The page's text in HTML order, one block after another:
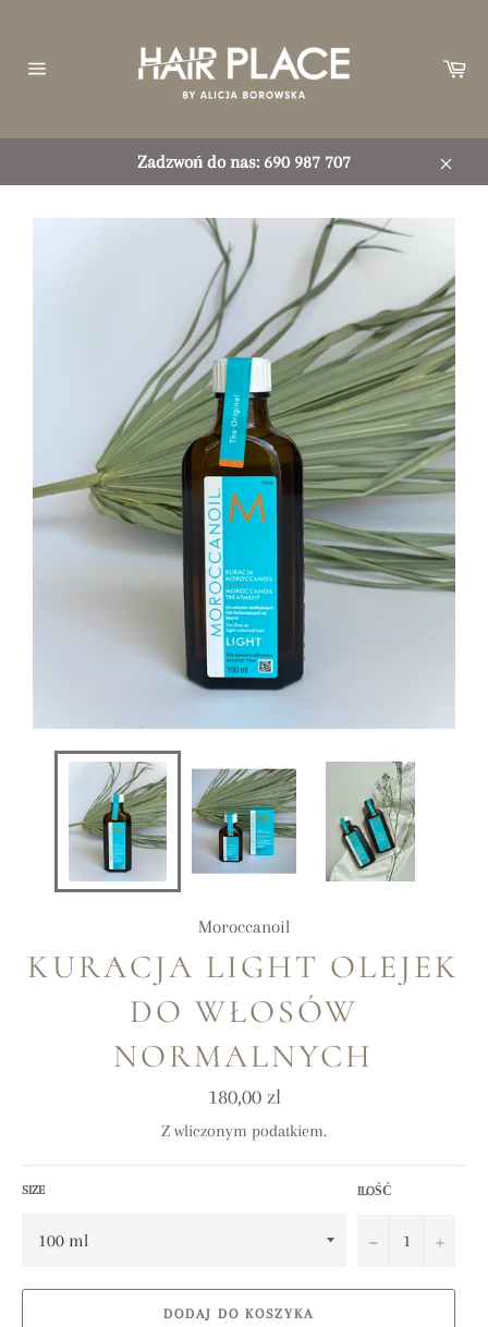
treści
Zadzwoń do nas: 690 987 707
Moroccanoil
KURACJA LIGHT OLEJEK
DO WŁOSÓW
NORMALNYCH
Cena
regularna
180,00 zl
Z wliczonym podatkiem.
SIZE ILOŚĆ
− +
DODAJ DO KOSZYKA